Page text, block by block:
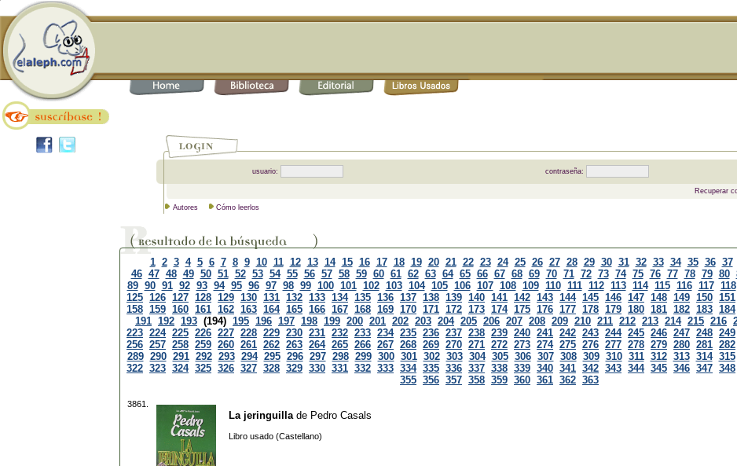
usuario: contraseña:
Recuperar
Autores Cómo leerlos
1 2 3 4 5 6 7 8 9 10 11 12 13 14 15 16 17 18 19 20 21 22 23 24 25 26 27 28 29 30 31 32 33 34 35 36 37
46 47 48 49 50 51 52 53 54 55 56 57 58 59 60 61 62 63 64 65 66 67 68 69 70 71 72 73 74 75 76 77 78 79 80
89 90 91 92 93 94 95 96 97 98 99 100 101 102 103 104 105 106 107 108 109 110 111 112 113 114 115 116 117 118
125 126 127 128 129 130 131 132 133 134 135 136 137 138 139 140 141 142 143 144 145 146 147 148 149 150 151
158 159 160 161 162 163 164 165 166 167 168 169 170 171 172 173 174 175 176 177 178 179 180 181 182 183 184
191 192 193 (194) 195 196 197 198 199 200 201 202 203 204 205 206 207 208 209 210 211 212 213 214 215 216
223 224 225 226 227 228 229 230 231 232 233 234 235 236 237 238 239 240 241 242 243 244 245 246 247 248 249
256 257 258 259 260 261 262 263 264 265 266 267 268 269 270 271 272 273 274 275 276 277 278 279 280 281 282
289 290 291 292 293 294 295 296 297 298 299 300 301 302 303 304 305 306 307 308 309 310 311 312 313 314 315
322 323 324 325 326 327 328 329 330 331 332 333 334 335 336 337 338 339 340 341 342 343 344 345 346 347 348
355 356 357 358 359 360 361 362 363
3861.
La jeringuilla de Pedro Casals
Libro usado (Castellano)